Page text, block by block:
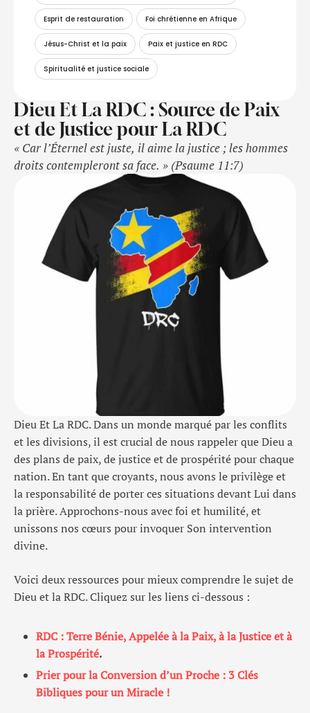
Esprit de restauration Foi chrétienne en Afrique
Jésus-Christ et la paix Paix et justice en RDC
Spiritualité et justice sociale
Dieu Et La RDC : Source de Paix
et de Justice pour La RDC
« Car l’Éternel est juste, il aime la justice ; les hommes
droits contempleront sa face. » (Psaume 11:7)
Dieu Et La RDC. Dans un monde marqué par les conflits
et les divisions, il est crucial de nous rappeler que Dieu a
des plans de paix, de justice et de prospérité pour chaque
nation. En tant que croyants, nous avons le privilège et
la responsabilité de porter ces situations devant Lui dans
la prière. Approchons-nous avec foi et humilité, et
unissons nos cœurs pour invoquer Son intervention
divine.
Voici deux ressources pour mieux comprendre le sujet de
Dieu et la RDC. Cliquez sur les liens ci-dessous :
RDC : Terre Bénie, Appelée à la Paix, à la Justice et à
la Prospérité.
Prier pour la Conversion d’un Proche : 3 Clés
Bibliques pour un Miracle !